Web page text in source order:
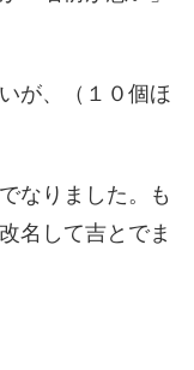
が、（１０個ほ
なりました。も
名して吉とでま